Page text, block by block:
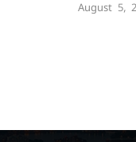
August 5,